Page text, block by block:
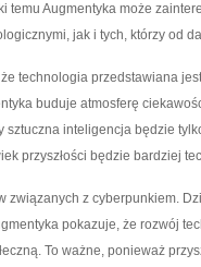
temu Augmentyka może
jak i tych, którzy od
technologia przedstawiana
buduje atmosferę
inteligencja będzie
przyszłości będzie bardziej
związanych z cyberpunkiem.
pokazuje, że rozwój
To ważne, ponieważ